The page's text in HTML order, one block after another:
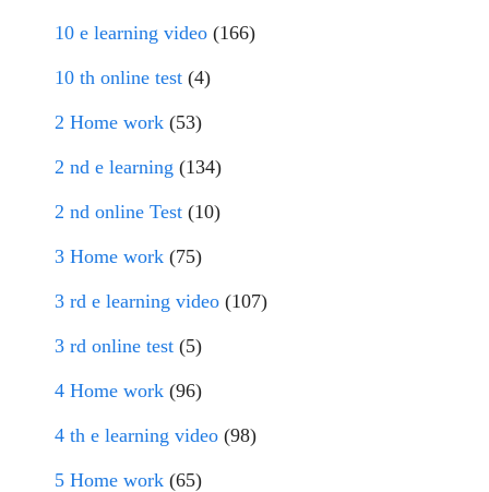
10 e learning video (166)
10 th online test (4)
2 Home work (53)
2 nd e learning (134)
2 nd online Test (10)
3 Home work (75)
3 rd e learning video (107)
3 rd online test (5)
4 Home work (96)
4 th e learning video (98)
5 Home work (65)